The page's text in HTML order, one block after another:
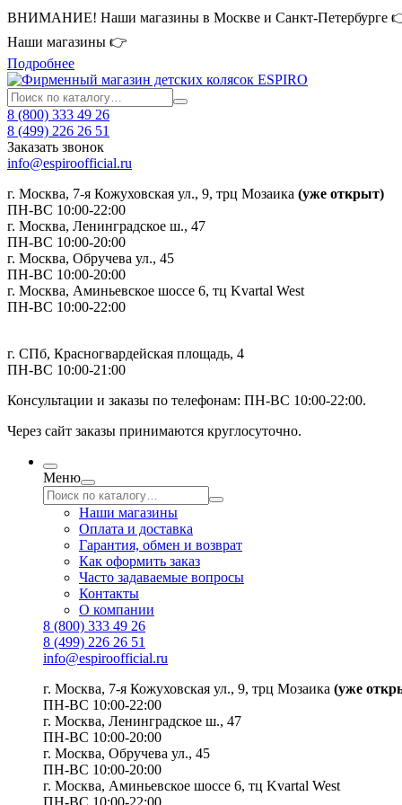
ВНИМАНИЕ! Наши магазины в Москве и Санкт-Петербурге
Наши магазины 👉
Подробнее
8 (800) 333 49 26
8 (499) 226 26 51
Заказать звонок
info@espiroofficial.ru
г. Москва, 7-я Кожуховская ул., 9, трц Мозаика (уже открыт)
ПН-ВС 10:00-22:00
г. Москва, Ленинградское ш., 47
ПН-ВС 10:00-20:00
г. Москва, Обручева ул., 45
ПН-ВС 10:00-20:00
г. Москва, Аминьевское шоссе 6, тц Kvartal West
ПН-ВС 10:00-22:00
г. СПб, Красногвардейская площадь, 4
ПН-ВС 10:00-21:00
Консультации и заказы по телефонам: ПН-ВС 10:00-22:00.
Через сайт заказы принимаются круглосуточно.
Меню
Наши магазины
Оплата и доставка
Гарантия, обмен и возврат
Как оформить заказ
Часто задаваемые вопросы
Контакты
О компании
8 (800) 333 49 26
8 (499) 226 26 51
info@espiroofficial.ru
г. Москва, 7-я Кожуховская ул., 9, трц Мозаика (уже
ПН-ВС 10:00-22:00
г. Москва, Ленинградское ш., 47
ПН-ВС 10:00-20:00
г. Москва, Обручева ул., 45
ПН-ВС 10:00-20:00
г. Москва, Аминьевское шоссе 6, тц Kvartal West
ПН-ВС 10:00-22:00